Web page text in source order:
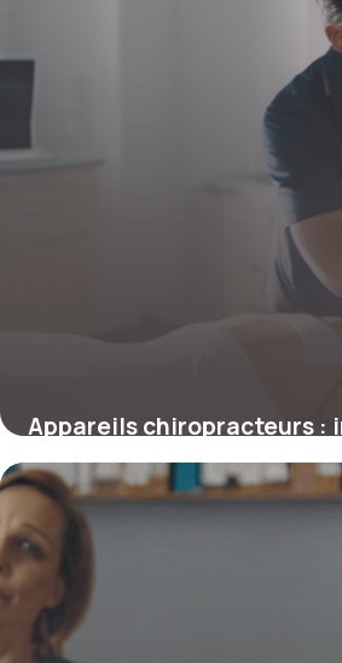
Appareils chiropracteurs :
cœur de la thérapie neuro-
squelettique
4 juillet 2025